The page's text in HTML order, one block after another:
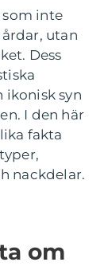
som inte
utan
Dess
ikonisk syn
I den här
fakta
nackdelar.
om